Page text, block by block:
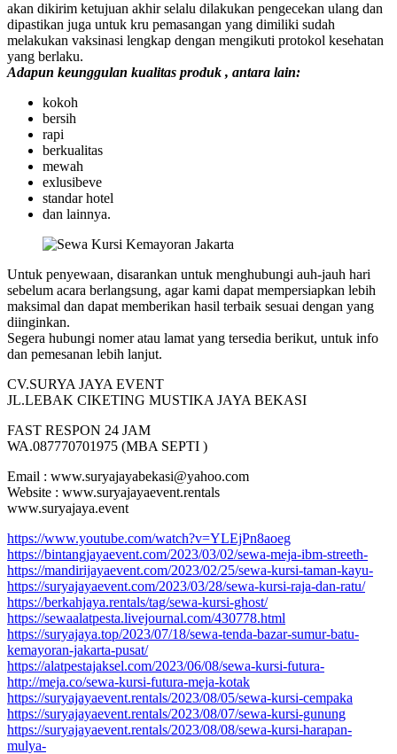
akan dikirim ketujuan akhir selalu dilakukan pengecekan ulang dan
dipastikan juga untuk kru pemasangan yang dimiliki sudah
melakukan vaksinasi lengkap dengan mengikuti protokol kesehatan
yang berlaku.
Adapun keunggulan kualitas produk , antara lain:
kokoh
bersih
rapi
berkualitas
mewah
exlusibeve
standar hotel
dan lainnya.
Untuk penyewaan, disarankan untuk menghubungi auh-jauh hari
sebelum acara berlangsung, agar kami dapat mempersiapkan lebih
maksimal dan dapat memberikan hasil terbaik sesuai dengan yang
diinginkan.
Segera hubungi nomer atau lamat yang tersedia berikut, untuk info
dan pemesanan lebih lanjut.
CV.SURYA JAYA EVENT
JL.LEBAK CIKETING MUSTIKA JAYA BEKASI
FAST RESPON 24 JAM
WA.087770701975 (MBA SEPTI )
Email : www.suryajayabekasi@yahoo.com
Website : www.suryajayaevent.rentals
www.suryajaya.event
https://www.youtube.com/watch?v=YLEjPn8aoeg
https://bintangjayaevent.com/2023/03/02/sewa-meja-ibm-streeth-
https://mandirijayaevent.com/2023/02/25/sewa-kursi-taman-kayu-
https://suryajayaevent.com/2023/03/28/sewa-kursi-raja-dan-ratu/
https://berkahjaya.rentals/tag/sewa-kursi-ghost/
https://sewaalatpesta.livejournal.com/430778.html
https://suryajaya.top/2023/07/18/sewa-tenda-bazar-sumur-batu-
kemayoran-jakarta-pusat/
https://alatpestajaksel.com/2023/06/08/sewa-kursi-futura-
http://meja.co/sewa-kursi-futura-meja-kotak
https://suryajayaevent.rentals/2023/08/05/sewa-kursi-cempaka
https://suryajayaevent.rentals/2023/08/07/sewa-kursi-gunung
https://suryajayaevent.rentals/2023/08/08/sewa-kursi-harapan-
mulya-